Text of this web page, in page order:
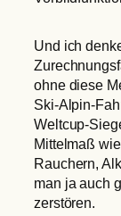
Und ich
ohne diese
Ski-Alpin-
Weltcup-
Mittelmaß
Rauchern,
man ja auch
zerstören.